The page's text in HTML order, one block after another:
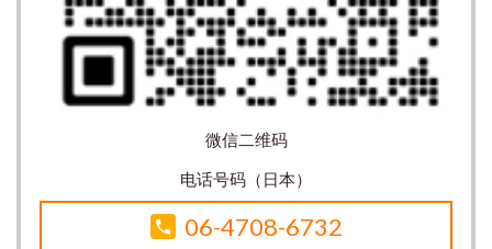
微信二维码
电话号码（日本）
06-4708-6732